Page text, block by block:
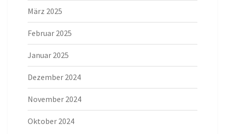
März 2025
Februar 2025
Januar 2025
Dezember 2024
November 2024
Oktober 2024